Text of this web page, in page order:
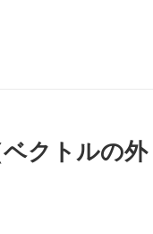
クトルの外